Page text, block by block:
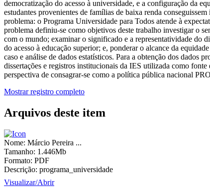
democratização do acesso à universidade, e a configuração da
estudantes provenientes de famílias de baixa renda
problema: o Programa Universidade para Todos atende à
problema definiu-se como objetivos deste trabalho investigar o
com o mundo; examinar o significado e a representatividade do
do acesso à educação superior; e, ponderar o alcance da
caso e análise de dados estatísticos. Para a obtenção dos dados
dissertações e registros institucionais da IES utilizada como
perspectiva de consagrar-se como a política pública nacional
Mostrar registro completo
Arquivos deste item
Nome: Márcio Pereira ...
Tamanho: 1.446Mb
Formato: PDF
Descrição: programa_universidade
Visualizar/Abrir